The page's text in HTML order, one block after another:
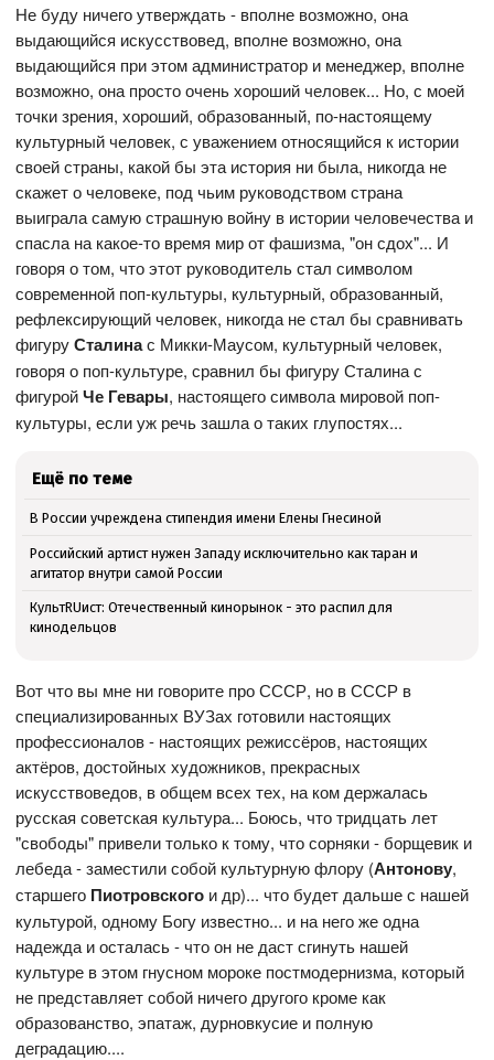
Не буду ничего утверждать - вполне возможно, она
выдающийся искусствовед, вполне возможно, она
выдающийся при этом администратор и менеджер, вполне
возможно, она просто очень хороший человек... Но, с моей
точки зрения, хороший, образованный, по-настоящему
культурный человек, с уважением относящийся к истории
своей страны, какой бы эта история ни была, никогда не
скажет о человеке, под чьим руководством страна
выиграла самую страшную войну в истории человечества и
спасла на какое-то время мир от фашизма, "он сдох"... И
говоря о том, что этот руководитель стал символом
современной поп-культуры, культурный, образованный,
рефлексирующий человек, никогда не стал бы сравнивать
фигуруСталинас Микки-Маусом, культурный человек,
говоря о поп-культуре, сравнил бы фигуру Сталина с
фигуройЧе Гевары, настоящего символа мировой поп-
культуры, если уж речь зашла о таких глупостях...
Ещё по теме
В России учреждена стипендия имени Елены Гнесиной
Российский артист нужен Западу исключительно как таран и
агитатор внутри самой России
КультRUист: Отечественный кинорынок - это распил для
кинодельцов
Вот что вы мне ни говорите про СССР, но в СССР в
специализированных ВУЗах готовили настоящих
профессионалов - настоящих режиссёров, настоящих
актёров, достойных художников, прекрасных
искусствоведов, в общем всех тех, на ком держалась
русская советская культура... Боюсь, что тридцать лет
"свободы" привели только к тому, что сорняки - борщевик и
лебеда - заместили собой культурную флору (Антонову,
старшего Пиотровского и др)... что будет дальше с нашей
культурой, одному Богу известно... и на него же одна
надежда и осталась - что он не даст сгинуть нашей
культуре в этом гнусном мороке постмодернизма, который
не представляет собой ничего другого кроме как
образованство, эпатаж, дурновкусие и полную
деградацию....